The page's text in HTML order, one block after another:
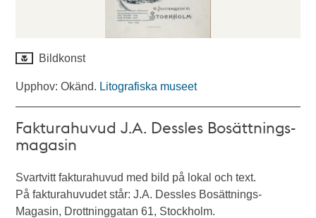
Bildkonst
Upphov: Okänd. Litografiska museet
Fakturahuvud J.A. Dessles Bosättnings-
magasin
Svartvitt fakturahuvud med bild på lokal och text.
På fakturahuvudet står: J.A. Dessles Bosättnings-
Magasin, Drottninggatan 61, Stockholm.